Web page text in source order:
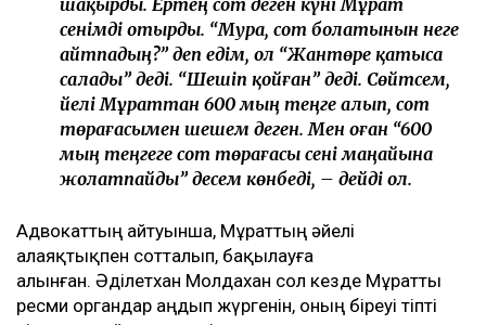
Қазақстан туына қатысты даудан кейін блогер Бота
Миа тағы да сынның астында қалды
Астанада танымал фитнес-блогер Айтым Жақыпов
жауапқа тартылды
АДВОКАТ НЕ ДЕЙДІ
Әбділдәнің қайтадан қамалатынын білгенін айтты.
9 сәуір күні Мұрат бізді әйелінің туған күніне
шақырды. Ертең сот деген күні Мұрат